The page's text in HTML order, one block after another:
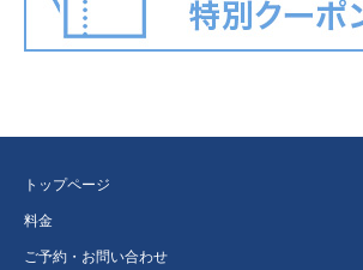
トップページ
料金
ご予約・お問い合わせ